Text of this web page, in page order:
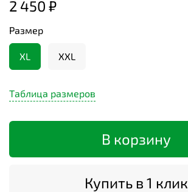
2 450 ₽
Таблица размеров
В корзину
Купить в 1 клик
Размер
XL XXL